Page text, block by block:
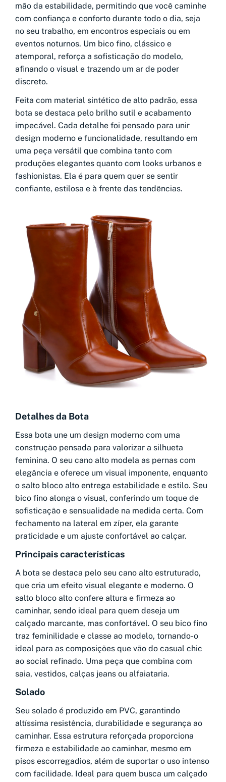
mão da estabilidade, permitindo que você caminhe
com confiança e conforto durante todo o dia, seja
no seu trabalho, em encontros especiais ou em
eventos noturnos. Um bico fino, clássico e
atemporal, reforça a sofisticação do modelo,
afinando o visual e trazendo um ar de poder
discreto.
Feita com material sintético de alto padrão, essa
bota se destaca pelo brilho sutil e acabamento
impecável. Cada detalhe foi pensado para unir
design moderno e funcionalidade, resultando em
uma peça versátil que combina tanto com
produções elegantes quanto com looks urbanos e
fashionistas. Ela é para quem quer se sentir
confiante, estilosa e à frente das tendências.
Detalhes da Bota
Essa bota une um design moderno com uma
construção pensada para valorizar a silhueta
feminina. O seu cano alto modela as pernas com
elegância e oferece um visual imponente, enquanto
o salto bloco alto entrega estabilidade e estilo. Seu
bico fino alonga o visual, conferindo um toque de
sofisticação e sensualidade na medida certa. Com
fechamento na lateral em zíper, ela garante
praticidade e um ajuste confortável ao calçar.
Principais características
A bota se destaca pelo seu cano alto estruturado,
que cria um efeito visual elegante e moderno. O
salto bloco alto confere altura e firmeza ao
caminhar, sendo ideal para quem deseja um
calçado marcante, mas confortável. O seu bico fino
traz feminilidade e classe ao modelo, tornando-o
ideal para as composições que vão do casual chic
ao social refinado. Uma peça que combina com
saia, vestidos, calças jeans ou alfaiataria.
Solado
Seu solado é produzido em PVC, garantindo
altíssima resistência, durabilidade e segurança ao
caminhar. Essa estrutura reforçada proporciona
firmeza e estabilidade ao caminhar, mesmo em
pisos escorregadios, além de suportar o uso intenso
com facilidade. Ideal para quem busca um calçado